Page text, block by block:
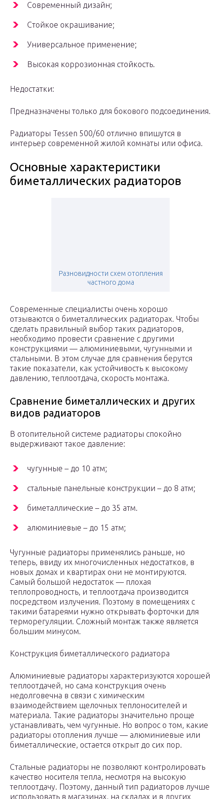
Современный дизайн;
Стойкое окрашивание;
Универсальное применение;
Высокая коррозионная стойкость.
Недостатки:
Предназначены только для бокового подсоединения.
Радиаторы Tessen 500/60 отлично впишутся в
интерьер современной жилой комнаты или офиса.
Основные характеристики
биметаллических радиаторов
Разновидности схем отопления
частного дома
Современные специалисты очень хорошо
отзываются о биметаллических радиаторах. Чтобы
сделать правильный выбор таких радиаторов,
необходимо провести сравнение с другими
конструкциями — алюминиевыми, чугунными и
стальными. В этом случае для сравнения берутся
такие показатели, как устойчивость к высокому
давлению, теплоотдача, скорость монтажа.
Сравнение биметаллических и других
видов радиаторов
В отопительной системе радиаторы спокойно
выдерживают такое давление:
чугунные – до 10 атм;
стальные панельные конструкции – до 8 атм;
биметаллические – до 35 атм.
алюминиевые – до 15 атм;
Чугунные радиаторы применялись раньше, но
теперь, ввиду их многочисленных недостатков, в
новых домах и квартирах они не монтируются.
Самый большой недостаток — плохая
теплопроводность, и теплоотдача производится
посредством излучения. Поэтому в помещениях с
такими батареями нужно открывать форточки для
терморегуляции. Сложный монтаж также является
большим минусом.
Конструкция биметаллического радиатора
Алюминиевые радиаторы характеризуются хорошей
теплоотдачей, но сама конструкция очень
недолговечна в связи с химическим
взаимодействием щелочных теплоносителей и
материала. Такие радиаторы значительно проще
устанавливать, чем чугунные. Но вопрос о том, какие
радиаторы отопления лучше — алюминиевые или
биметаллические, остается открыт до сих пор.
Стальные радиаторы не позволяют контролировать
качество носителя тепла, несмотря на высокую
теплоотдачу. Поэтому, данный тип радиаторов лучше
использовать в магазинах, на складах и в других